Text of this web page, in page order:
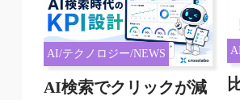
AI/テクノロジー/NEWS
AI検索でクリックが減